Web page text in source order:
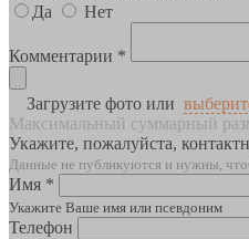
Да
Нет
Комментарии *
Загрузите фото или
Максимальный суммарный
Укажите, пожалуйста,
Данные не публикуются и нужны,
Имя *
Укажите Ваше имя или псевдоним
Телефон